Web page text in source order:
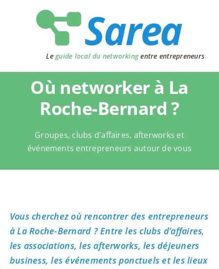
Le guide local du networkingentre entrepreneurs
Où networker à La
Roche-Bernard ?
Groupes, clubs d'affaires, afterworks et
événements entrepreneurs autour de vous
Vous cherchez où rencontrer des entrepreneurs
à La Roche-Bernard ? Entre les clubs d’affaires,
les associations, les afterworks, les déjeuners
business, les événements ponctuels et les lieux